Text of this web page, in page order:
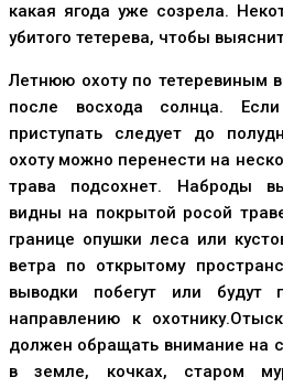
какая ягода уже созрела.
убитого тетерева, чтобы
Летнюю охоту по тетеревиным
после восхода солнца.
приступать следует до
охоту можно перенести на
трава подсохнет. Наброды
видны на покрытой росой
границе опушки леса или
ветра по открытому
выводки побегут или будут
направлению к
должен обращать внимание на
в земле, кочках, старом